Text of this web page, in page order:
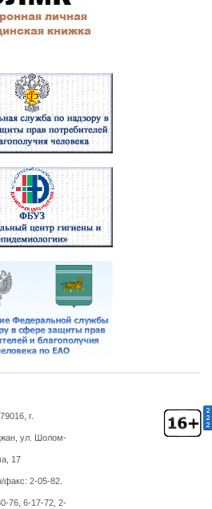
г.
ул. Шолом-
17
факс: 2-05-82.
76, 6-17-72, 2-